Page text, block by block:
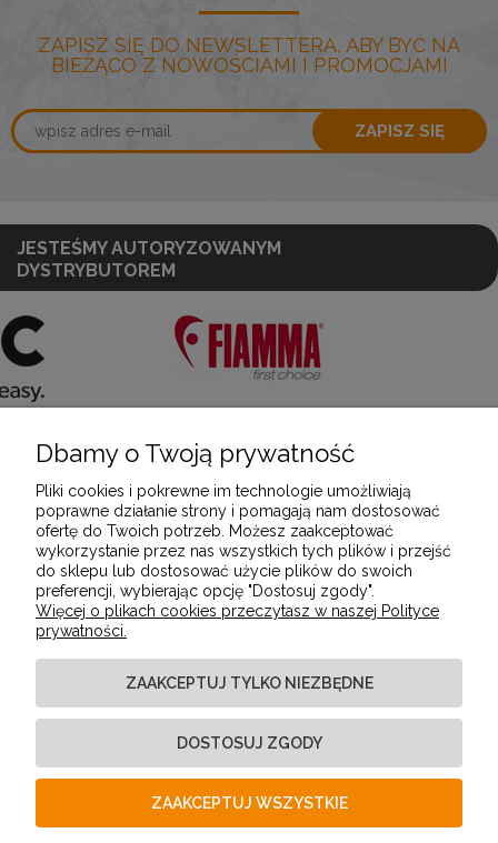
ZAPISZ SIĘ DO NEWSLETTERA, ABY BYĆ NA
BIEŻĄCO Z NOWOŚCIAMI I PROMOCJAMI
ZAPISZ SIĘ
JESTEŚMY AUTORYZOWANYM
DYSTRYBUTOREM
POMOC
MOJE KONTO
PŁATNOŚCI I DOSTAWA
INFORMACJE
O NAS
Dbamy o Twoją prywatność
Pliki cookies i pokrewne im technologie umożliwiają
poprawne działanie strony i pomagają nam dostosować
ofertę do Twoich potrzeb. Możesz zaakceptować
wykorzystanie przez nas wszystkich tych plików i przejść
do sklepu lub dostosować użycie plików do swoich
preferencji, wybierając opcję "Dostosuj zgody".
Więcej o plikach cookies przeczytasz w naszej Polityce
prywatności.
ZAAKCEPTUJ TYLKO NIEZBĘDNE
DOSTOSUJ ZGODY
ZAAKCEPTUJ WSZYSTKIE